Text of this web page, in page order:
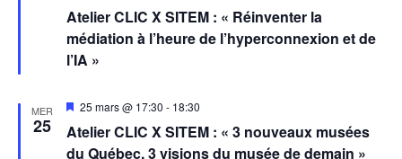
Atelier CLIC X SITEM : « Réinventer la
médiation à l’heure de l’hyperconnexion et de
l’IA »
avant
MER
25
Atelier CLIC X SITEM : « 3 nouveaux musées
du Québec, 3 visions du musée de demain »
Mis
avant
25 mars @ 17:30 - 18:30